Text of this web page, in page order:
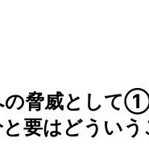
の脅威とし
要はどうい